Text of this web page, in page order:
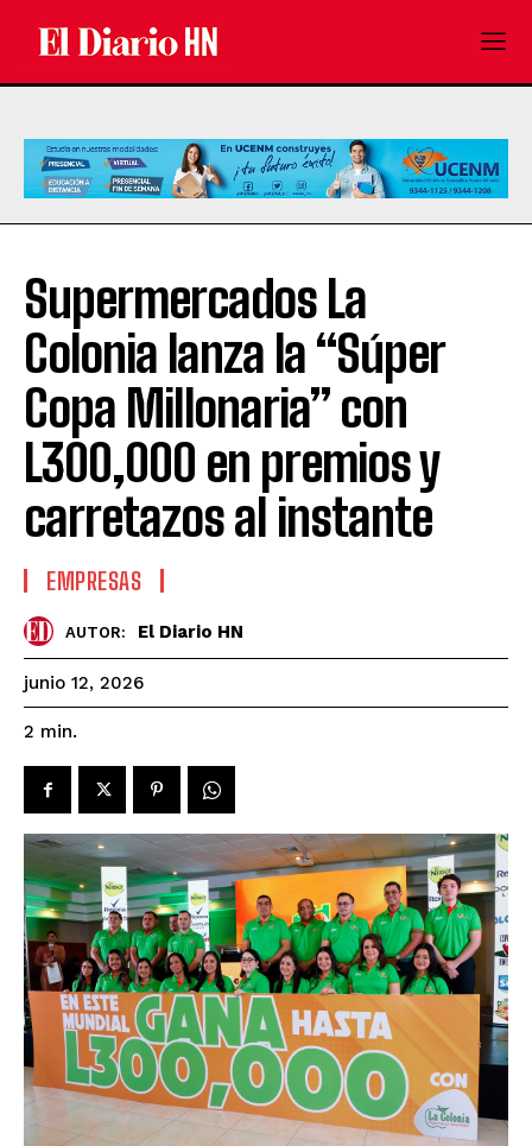
Supermercados La
Colonia lanza la “Súper
Copa Millonaria” con
L300,000 en premios y
carretazos al instante
EMPRESAS
AUTOR: El Diario HN
junio 12, 2026
2 min.